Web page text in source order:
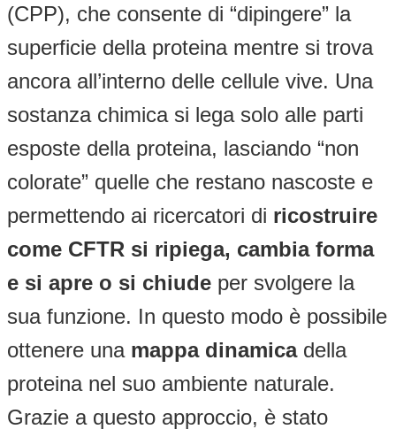
(CPP), che consente di “dipingere” la
superficie della proteina mentre si trova
ancora all’interno delle cellule vive. Una
sostanza chimica si lega solo alle parti
esposte della proteina, lasciando “non
colorate” quelle che restano nascoste e
permettendo ai ricercatori di ricostruire
come CFTR si ripiega, cambia forma
e si apre o si chiude per svolgere la
sua funzione. In questo modo è possibile
ottenere una mappa dinamicadella
proteina nel suo ambiente naturale.
Grazie a questo approccio, è stato